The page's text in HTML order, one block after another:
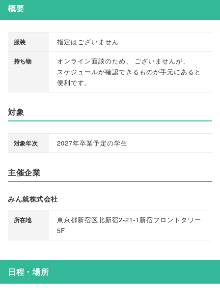
概要
服装 指定はございません
持ち物 オンライン面談のため、 ございませんが、
スケジュールが確認できるものが手元にあると
便利です。
対象
対象年次 2027年卒業予定の学生
主催企業
みん就株式会社
所在地
東京都新宿区北新宿2-21-1新宿フロントタワー
5F
日程・場所